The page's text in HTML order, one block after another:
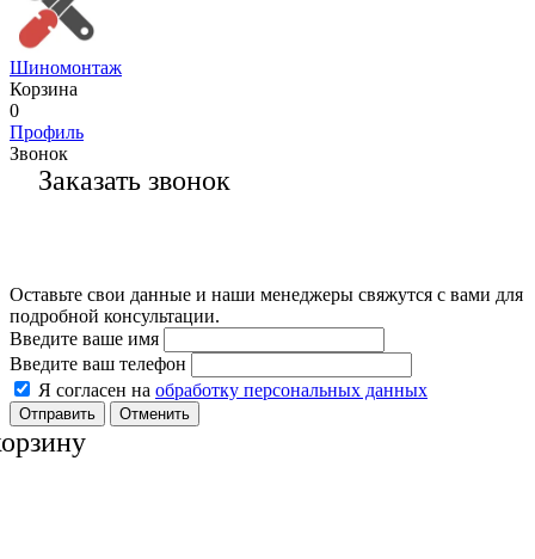
Шиномонтаж
Корзина
0
Профиль
Звонок
Заказать звонок
Оставьте свои данные и наши менеджеры свяжутся с вами для
подробной консультации.
Введите ваше имя
Введите ваш телефон
Я согласен на обработку персональных данных
Отменить